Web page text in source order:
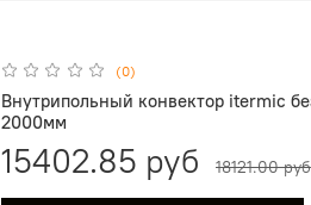
(0)
Внутрипольный конвектор itermic
2000мм
15402.85 руб 18121.00 руб